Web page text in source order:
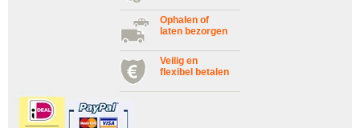
Ophalen of
laten bezorgen
Veilig en
flexibel betalen